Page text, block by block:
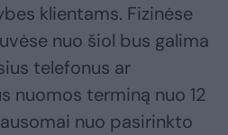
klientams. Fizinėse
nuo šiol bus galima
telefonus ar
nuomos terminą nuo 12
nuo pasirinkto